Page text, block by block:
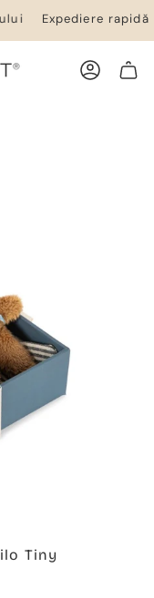
Expediere
CONT
Tiny